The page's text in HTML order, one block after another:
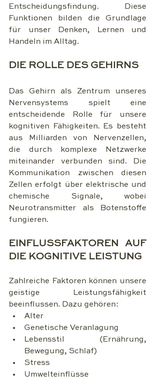
Entscheidungsfindung. Diese
Funktionen bilden die Grundlage
für unser Denken, Lernen und
Handeln im Alltag.
DIE ROLLE DES GEHIRNS
Das Gehirn als Zentrum unseres
Nervensystems spielt eine
entscheidende Rolle für unsere
kognitiven Fähigkeiten. Es besteht
aus Milliarden von Nervenzellen,
die durch komplexe Netzwerke
miteinander verbunden sind. Die
Kommunikation zwischen diesen
Zellen erfolgt über elektrische und
chemische Signale, wobei
Neurotransmitter als Botenstoffe
fungieren.
EINFLUSSFAKTOREN AUF
DIE KOGNITIVE LEISTUNG
Zahlreiche Faktoren können unsere
geistige Leistungsfähigkeit
beeinflussen. Dazu gehören:
Alter
Genetische Veranlagung
Lebensstil (Ernährung,
Bewegung, Schlaf)
Stress
Umwelteinflüsse